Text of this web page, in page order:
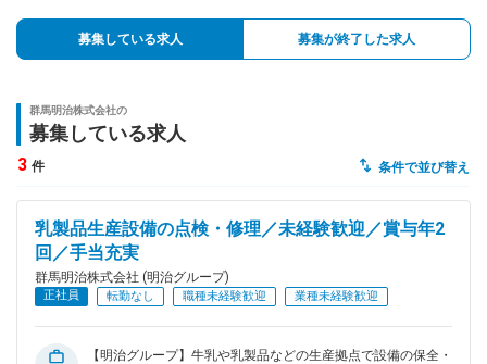
知りたい・聞きたい
専門サイト
自動案内は24時間365日対応
転職の「モヤモヤ」、一人で悩まず
気軽に相談してみませんか？
dodaの使い方は？
募集している求人 募集が終了した求人
群馬明治株式会社の
募集している求人
3 件 条件で並び替え
乳製品生産設備の点検・修理／未経験歓迎／賞与年2
回／手当充実
群馬明治株式会社 (明治グループ)
正社員 転勤なし 職種未経験歓迎 業種未経験歓迎
【明治グループ】牛乳や乳製品などの生産拠点で設備の保全・